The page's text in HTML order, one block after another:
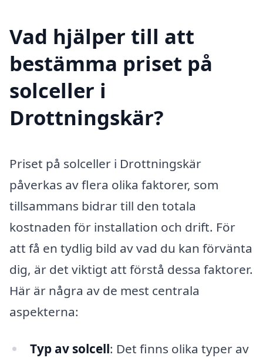
Vad hjälper till att
bestämma priset på
solceller i
Drottningskär?
Priset på solceller i Drottningskär
påverkas av flera olika faktorer, som
tillsammans bidrar till den totala
kostnaden för installation och drift. För
att få en tydlig bild av vad du kan förvänta
dig, är det viktigt att förstå dessa faktorer.
Här är några av de mest centrala
aspekterna:
Typ av solcell: Det finns olika typer av